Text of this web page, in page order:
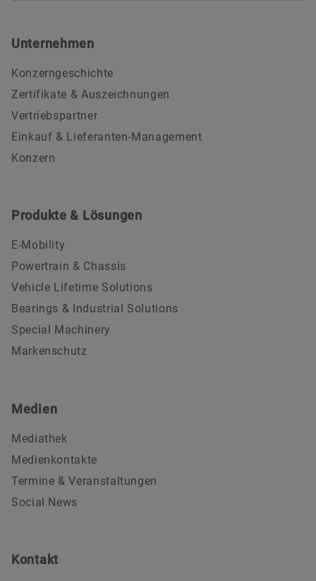
Unternehmen
Konzerngeschichte
Zertifikate & Auszeichnungen
Vertriebspartner
Einkauf & Lieferanten-Management
Konzern
Produkte & Lösungen
E-Mobility
Powertrain & Chassis
Vehicle Lifetime Solutions
Bearings & Industrial Solutions
Special Machinery
Markenschutz
Medien
Mediathek
Medienkontakte
Termine & Veranstaltungen
Social News
Kontakt